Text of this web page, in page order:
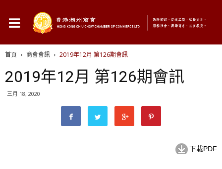
首頁 商會會訊 2019年12月 第126期會訊
2019年12月 第126期會訊
三月 18, 2020
下載PDF